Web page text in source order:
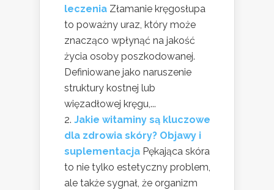
leczenia Złamanie kręgosłupa
to poważny uraz, który może
znacząco wpłynąć na jakość
życia osoby poszkodowanej.
Definiowane jako naruszenie
struktury kostnej lub
więzadłowej kręgu,...
Jakie witaminy są kluczowe
dla zdrowia skóry? Objawy i
suplementacja Pękająca skóra
to nie tylko estetyczny problem,
ale także sygnał, że organizm